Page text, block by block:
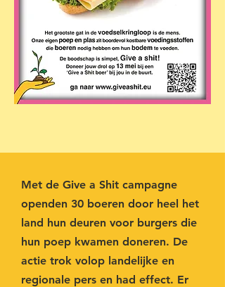
Met de Give a Shit campagne
openden 30 boeren door heel het
land hun deuren voor burgers die
hun poep kwamen doneren. De
actie trok volop landelijke en
regionale pers en had effect. Er